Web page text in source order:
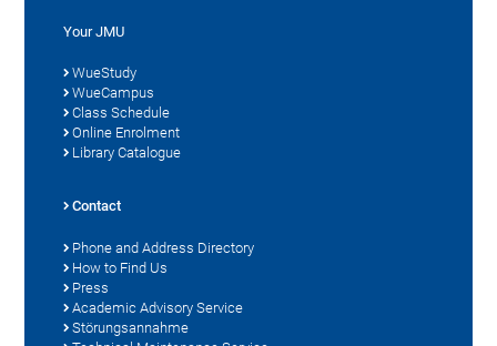
Your JMU
WueStudy
WueCampus
Class Schedule
Online Enrolment
Library Catalogue
Contact
Phone and Address Directory
How to Find Us
Press
Academic Advisory Service
Störungsannahme